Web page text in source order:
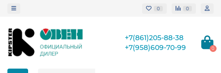
0 0
+7(861)205-88-38
+7(958)609-70-99
0